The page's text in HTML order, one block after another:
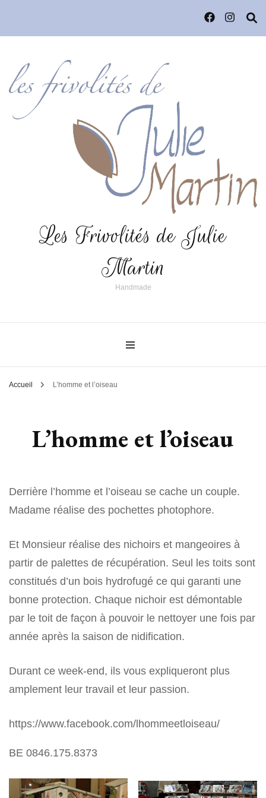
Les Frivolités de Julie
Martin
Handmade
Accueil L’homme et l’oiseau
L’homme et l’oiseau
Derrière l’homme et l’oiseau se cache un couple.
Madame réalise des pochettes photophore.
Et Monsieur réalise des nichoirs et mangeoires à
partir de palettes de récupération. Seul les toits sont
constitués d’un bois hydrofugé ce qui garanti une
bonne protection. Chaque nichoir est démontable
par le toit de façon à pouvoir le nettoyer une fois par
année après la saison de nidification.
Durant ce week-end, ils vous expliqueront plus
amplement leur travail et leur passion.
https://www.facebook.com/lhommeetloiseau/
BE 0846.175.8373